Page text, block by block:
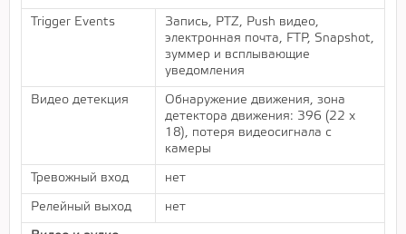
Trigger Events
Запись, PTZ, Push видео,
электронная почта, FTP, Snapshot,
зуммер и всплывающие
уведомления
Видео детекция
Обнаружение движения, зона
детектора движения: 396 (22 х
18), потеря видеосигнала c
камеры
Тревожный вход нет
Релейный выход нет